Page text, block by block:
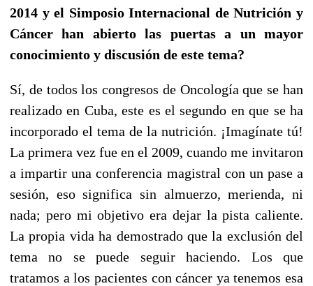
2014 y el Simposio Internacional de Nutrición y
Cáncer han abierto las puertas a un mayor
conocimiento y discusión de este tema?
Sí, de todos los congresos de Oncología que se han
realizado en Cuba, este es el segundo en que se ha
incorporado el tema de la nutrición. ¡Imagínate tú!
La primera vez fue en el 2009, cuando me invitaron
a impartir una conferencia magistral con un pase a
sesión, eso significa sin almuerzo, merienda, ni
nada; pero mi objetivo era dejar la pista caliente.
La propia vida ha demostrado que la exclusión del
tema no se puede seguir haciendo. Los que
tratamos a los pacientes con cáncer ya tenemos esa